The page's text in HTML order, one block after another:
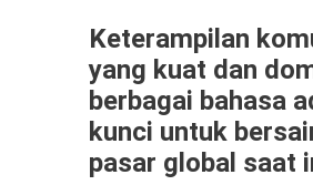
Keterampilan
yang kuat dan
berbagai bahasa
kunci untuk
pasar global saat